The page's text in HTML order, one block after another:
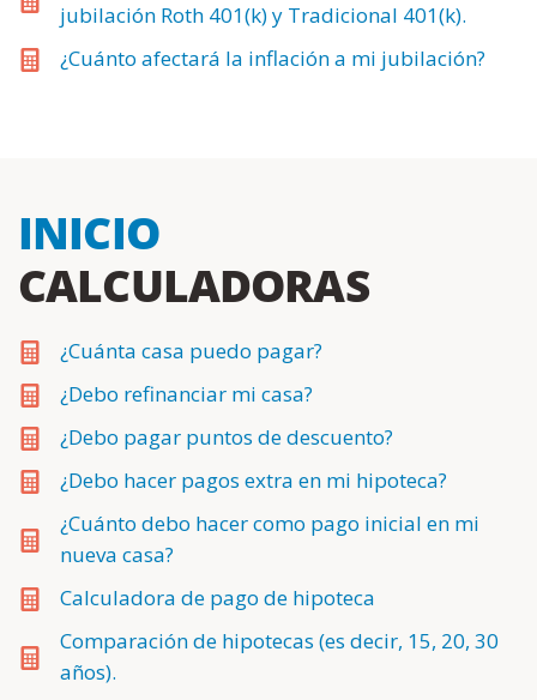
jubilación Roth 401(k) y Tradicional 401(k).
¿Cuánto afectará la inflación a mi jubilación?
INICIO
CALCULADORAS
¿Cuánta casa puedo pagar?
¿Debo refinanciar mi casa?
¿Debo pagar puntos de descuento?
¿Debo hacer pagos extra en mi hipoteca?
¿Cuánto debo hacer como pago inicial en mi
nueva casa?
Calculadora de pago de hipoteca
Comparación de hipotecas (es decir, 15, 20, 30
años).